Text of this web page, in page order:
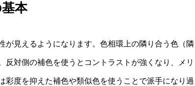
本
が見えるようになります。色相環上の隣り合う色（隣
対側の補色を使うとコントラストが強くなり、メリ
度を抑えた補色や類似色を使うことで派手になり過